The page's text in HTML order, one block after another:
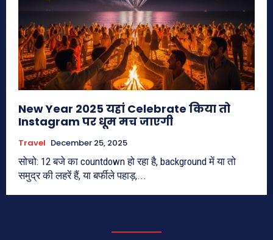
New Year 2025 यहां Celebrate किया तो
Instagram पर धूम मच जाएगी
Travel December 25, 2025
सोचो: 12 बजे का countdown हो रहा है, background में या तो
समुद्र की लहरें हैं, या बर्फीले पहाड़,...